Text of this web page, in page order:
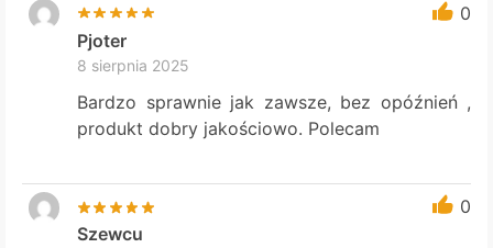
0
Pjoter
8 sierpnia 2025
Bardzo sprawnie jak zawsze, bez opóźnień ,
produkt dobry jakościowo. Polecam
0
Szewcu